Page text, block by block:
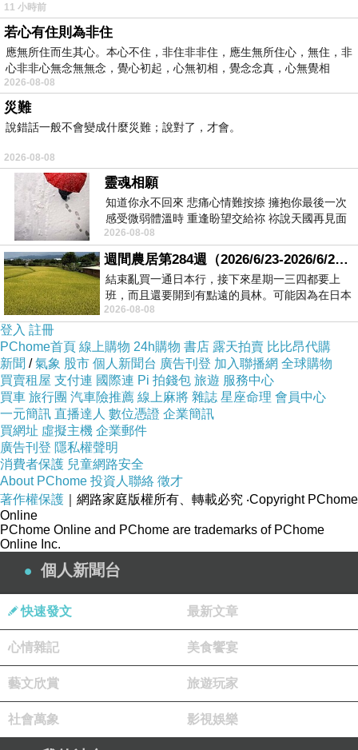
上一篇：日記0316
下一篇：
11 小時前
若心有住則為非住
應無所住而生其心。本心不住，非住非非住，應生無所住心，無住，非
心非非心無念無無念，覺心初起，心無初相，覺念念真，心無覺相
2026-08-08
災難
說錯話一般不會變成什麼災難；說對了，才會。
2026-08-08
靈魂相願
知道你永不回來 悲痛心情難按捺 擁抱你最後一次
感受微弱體溫時 重逢盼望交給祢 祢說天國再見面
此刻忍淚說別離 他日靈魂再
2026-08-08
週間農居第284週（2026/6/23-2026/6/24) 夏至 金黃稻浪洋溢豐收喜悅
結束亂買一通日本行，接下來星期一三四都要上
班，而且還要開到有點遠的員林。可能因為在日本
花不少錢，星期一出門上班時，心裡沒有一
2026-08-08
登入 註冊
PChome首頁 線上購物 24h購物 書店 露天拍賣 比比昂代購
新聞 /氣象 股市 個人新聞台 廣告刊登 加入聯播網 全球購物
買賣租屋 支付連 國際連 Pi 拍錢包 旅遊 服務中心
買車 旅行團 汽車險推薦 線上麻將 雜誌 星座命理 會員中心
一元簡訊 直播達人 數位憑證 企業簡訊
買網址 虛擬主機 企業郵件
廣告刊登 隱私權聲明
消費者保護 兒童網路安全
About PChome 投資人聯絡 徵才
著作權保護 ｜網路家庭版權所有、轉載必究 ‧Copyright PChome
Online
PChome Online and PChome are trademarks of PChome
Online Inc.
個人新聞台
快速發文 最新文章
心情雜記 美食饗宴
藝文欣賞 旅遊玩家
社會萬象 影視娛樂